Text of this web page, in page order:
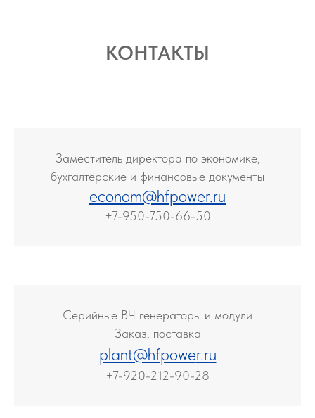
КОНТАКТЫ
Заместитель директора по экономике,
бухгалтерские и финансовые документы
econom@hfpower.ru
+7-950-750-66-50
Серийные ВЧ генераторы и модули
Заказ, поставка
plant@hfpower.ru
+7-920-212-90-28